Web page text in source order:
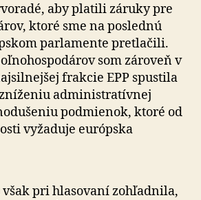
aby platili záruky pre
ktoré sme na poslednú
parlamente pretlačili.
som zároveň v
frakcie EPP spustila
administratívnej
podmienok, ktoré od
vyžaduje európska
však pri hlasovaní zohľadnila,